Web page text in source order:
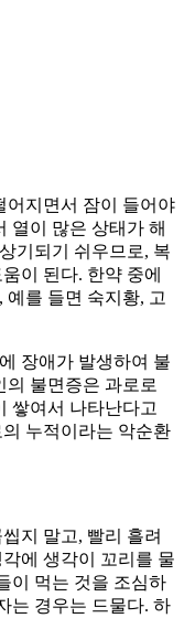
어지면서 잠이 들어야
열이 많은 상태가 해
기되기 쉬우므로, 복
이 된다. 한약 중에
예를 들면 숙지황, 고
장애가 발생하여 불
의 불면증은 과로로
쌓여서 나타난다고
누적이라는 악순환
지 말고, 빨리 흘려
에 생각이 꼬리를 물
이 먹는 것을 조심하
는 경우는 드물다. 하